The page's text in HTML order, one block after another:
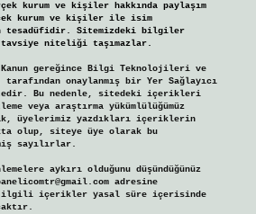
kurum ve kişiler hakkında paylaşım
kurum ve kişiler ile isim
tesadüfidir. Sitemizdeki bilgiler
niteliği taşımazlar.
Kanun gereğince Bilgi Teknolojileri ve
onaylanmış bir Yer Sağlayıcı
Bu nedenle, sitedeki içerikleri
veya araştırma yükümlülüğümüz
üyelerimiz yazdıkları içeriklerin
olup, siteye üye olarak bu
sayılırlar.
aykırı olduğunu düşündüğünüz
adresine
ilgili içerikler yasal süre içerisinde